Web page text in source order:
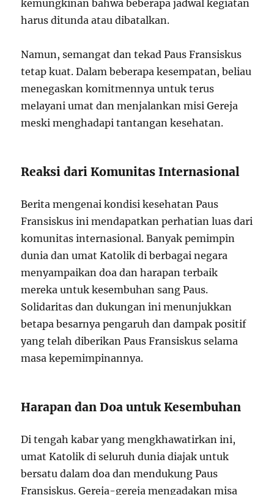
kemungkinan bahwa beberapa jadwal kegiatan
harus ditunda atau dibatalkan.
Namun, semangat dan tekad Paus Fransiskus
tetap kuat. Dalam beberapa kesempatan, beliau
menegaskan komitmennya untuk terus
melayani umat dan menjalankan misi Gereja
meski menghadapi tantangan kesehatan.
Reaksi dari Komunitas Internasional
Berita mengenai kondisi kesehatan Paus
Fransiskus ini mendapatkan perhatian luas dari
komunitas internasional. Banyak pemimpin
dunia dan umat Katolik di berbagai negara
menyampaikan doa dan harapan terbaik
mereka untuk kesembuhan sang Paus.
Solidaritas dan dukungan ini menunjukkan
betapa besarnya pengaruh dan dampak positif
yang telah diberikan Paus Fransiskus selama
masa kepemimpinannya.
Harapan dan Doa untuk Kesembuhan
Di tengah kabar yang mengkhawatirkan ini,
umat Katolik di seluruh dunia diajak untuk
bersatu dalam doa dan mendukung Paus
Fransiskus. Gereja-gereja mengadakan misa